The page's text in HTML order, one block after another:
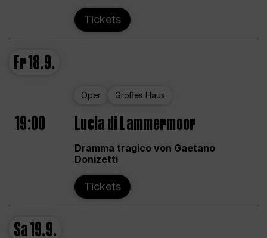
Tickets
Fr18.9.
Oper Großes Haus
19:00 Lucia di Lammermoor
Dramma tragico von Gaetano
Donizetti
Tickets
Sa19.9.